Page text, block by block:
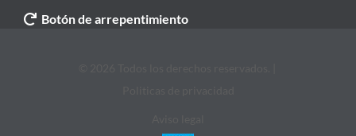
Botón de arrepentimiento